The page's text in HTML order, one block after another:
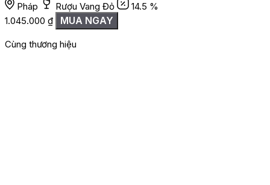
Pháp Rượu Vang Đỏ
14.5 %
1.045.000 ₫ MUA NGAY
Cùng thương hiệu